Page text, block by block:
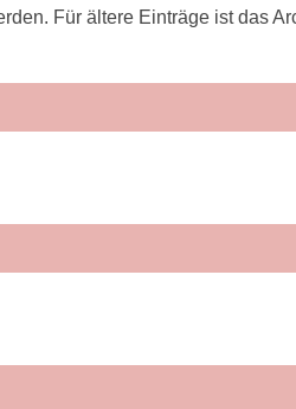
Für ältere Einträge ist das